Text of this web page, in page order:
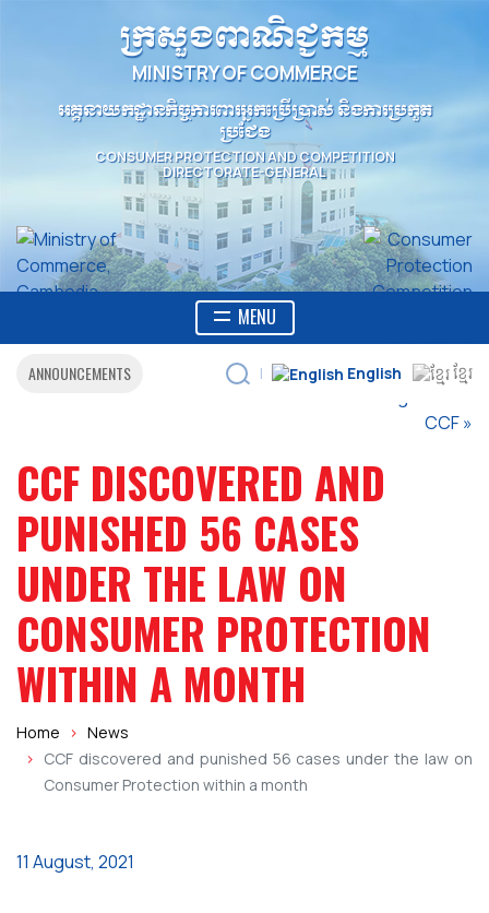
ក្រសួងពាណិជ្ជកម្ម
MINISTRY OF COMMERCE
អគ្គនាយកដ្ឋានកិច្ចការពារអ្នកប្រើប្រាស់ និងការប្រកួត
ប្រជែង
CONSUMER PROTECTION AND COMPETITION
DIRECTORATE-GENERAL
MENU
ANNOUNCEMENTS | English ខ្មែរ
Name
SEARCH
CCF DISCOVERED AND
PUNISHED 56 CASES
UNDER THE LAW ON
CONSUMER PROTECTION
WITHIN A MONTH
Home
News
CCF discovered and punished 56 cases under the law on
Consumer Protection within a month
11 August, 2021